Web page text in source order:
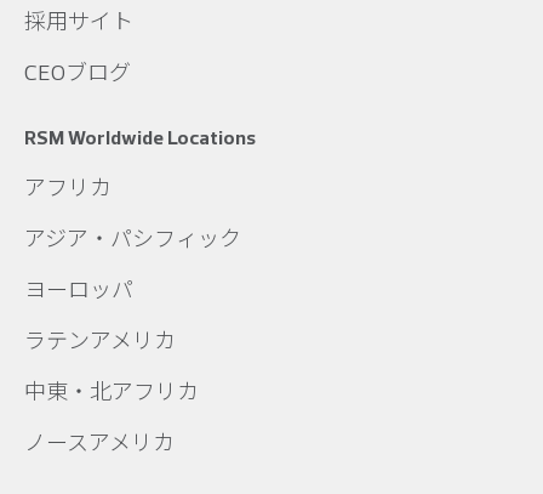
採用サイト
CEOブログ
RSM Worldwide Locations
アフリカ
アジア・パシフィック
ヨーロッパ
ラテンアメリカ
中東・北アフリカ
ノースアメリカ